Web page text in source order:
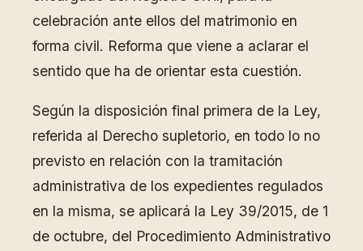
celebración ante ellos del matrimonio en
forma civil. Reforma que viene a aclarar el
sentido que ha de orientar esta cuestión.
Según la disposición final primera de la Ley,
referida al Derecho supletorio, en todo lo no
previsto en relación con la tramitación
administrativa de los expedientes regulados
en la misma, se aplicará la Ley 39/2015, de 1
de octubre, del Procedimiento Administrativo